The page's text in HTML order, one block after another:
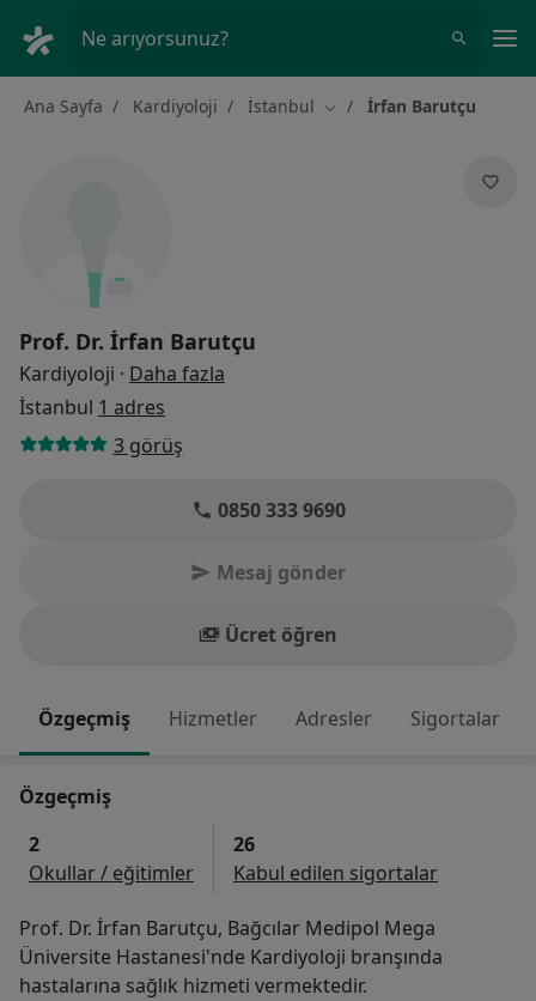
Ne arıyorsunuz?
Ana Sayfa Kardiyoloji İstanbul Şehir değiştir
İrfan Barutçu
Prof. Dr. İrfan Barutçu
Kardiyoloji · Daha fazla
İstanbul 1 adres
3 görüş
0850 333 9690
Mesaj gönder
Ücret öğren
Özgeçmiş Hizmetler Adresler Sigortalar
Özgeçmiş
2
Okullar / eğitimler
26
Kabul edilen sigortalar
Prof. Dr. İrfan Barutçu, Bağcılar Medipol Mega
Üniversite Hastanesi'nde Kardiyoloji branşında
hastalarına sağlık hizmeti vermektedir.